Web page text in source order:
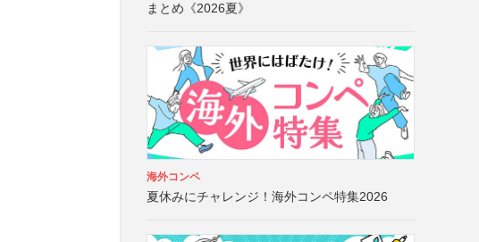
まとめ《2026夏》
海外コンペ
夏休みにチャレンジ！海外コンペ特集2026